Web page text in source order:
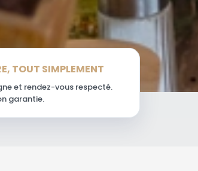
TOUT SIMPLEMENT
et rendez-vous respecté.
garantie.